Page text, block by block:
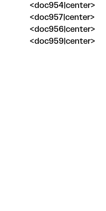
<doc954|center>
<doc957|center>
<doc956|center>
<doc959|center>